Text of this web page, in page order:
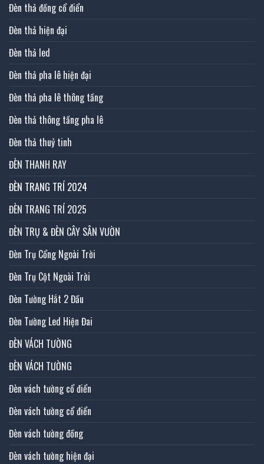
Đèn thả đồng cổ điển
Đèn thả hiện đại
Đèn thả led
Đèn thả pha lê hiện đại
Đèn thả pha lê thông tầng
Đèn thả thông tầng pha lê
Đèn thả thuỷ tinh
ĐÈN THANH RAY
ĐÈN TRANG TRÍ 2024
ĐÈN TRANG TRÍ 2025
ĐÈN TRỤ & ĐÈN CÂY SÂN VƯỜN
Đèn Trụ Cổng Ngoài Trời
Đèn Trụ Cột Ngoài Trời
Đèn Tường Hắt 2 Đầu
Đèn Tường Led Hiện Đai
ĐÈN VÁCH TƯỜNG
ĐÈN VÁCH TƯỜNG
Đèn vách tường cổ điển
Đèn vách tường cổ điển
Đèn vách tường đồng
Đèn vách tường hiện đại